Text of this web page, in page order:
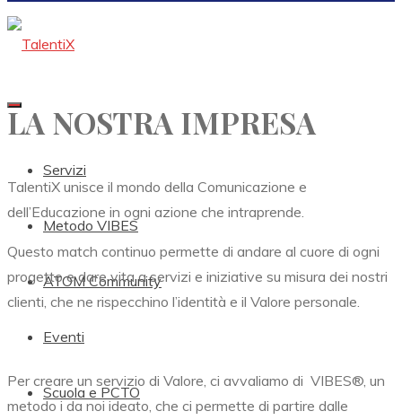
Servizi
Metodo VIBES
ATOM Community
Eventi
Scuola e PCTO
LA NOSTRA IMPRESA
TalentiX unisce il mondo della Comunicazione e
dell’Educazione in ogni azione che intraprende.
Questo match continuo permette di andare al cuore di ogni
progetto e dare vita a servizi e iniziative su misura dei nostri
clienti, che ne rispecchino l’identità e il Valore personale.
Per creare un servizio di Valore, ci avvaliamo di VIBES®, un
metodo i da noi ideato, che ci permette di partire dalle